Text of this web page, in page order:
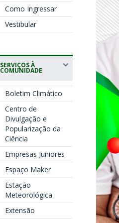
Como Ingressar
Vestibular
SERVIÇOS À
COMUNIDADE
Boletim Climático
Centro de
Divulgação e
Popularização da
Ciência
Empresas Juniores
Espaço Maker
Estação
Meteorológica
Extensão